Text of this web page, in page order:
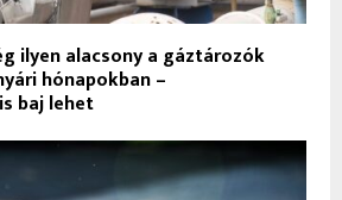
ilyen alacsony a gáztározók
hónapokban –
baj lehet